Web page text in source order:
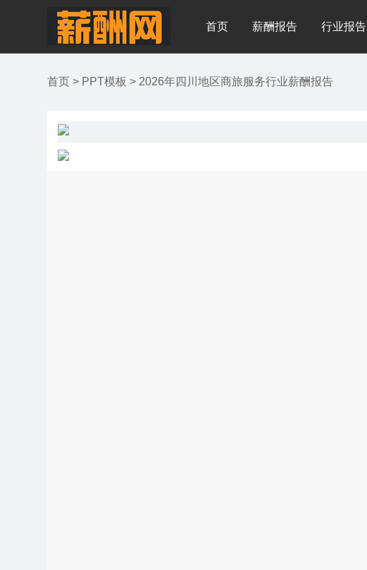
首页 薪酬报告 行业报告
首页 > PPT模板 > 2026年四川地区商旅服务行业薪酬报告